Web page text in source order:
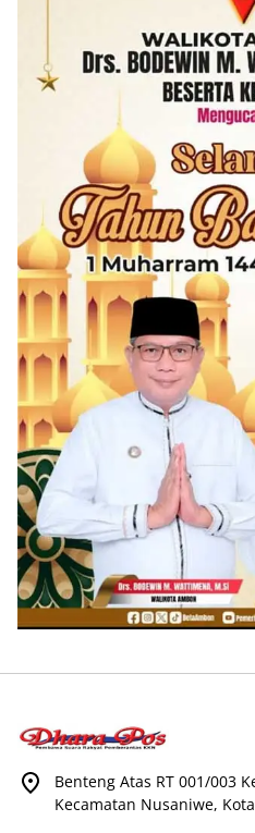
Benteng Atas RT 001/003
Kecamatan Nusaniwe,